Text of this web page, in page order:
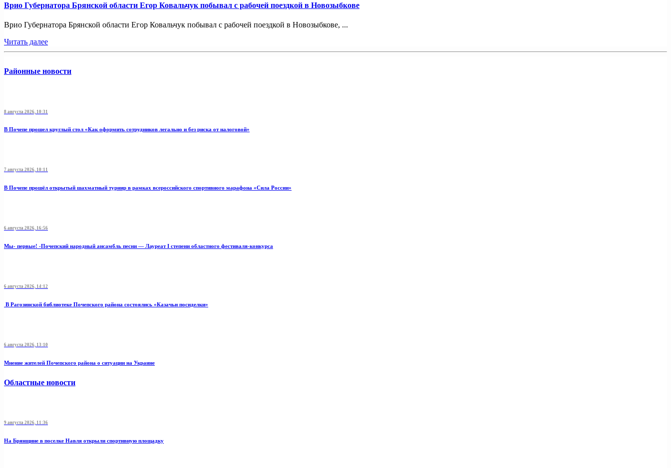
Врио Губернатора Брянской области Егор Ковальчук побывал с рабочей поездкой в Новозыбкове
Врио Губернатора Брянской области Егор Ковальчук побывал с рабочей поездкой в Новозыбкове, ...
Читать далее
Районные новости
8 августа 2026, 10:31
В Почепе прошел круглый стол «Как оформить сотрудников легально и без риска от налоговой»
7 августа 2026, 10:11
В Почепе прошёл открытый шахматный турнир в рамках всероссийского спортивного марафона «Сила России»
6 августа 2026, 16:56
Мы- первые! -Почепский народный ансамбль песни — Лауреат I степени областного фестиваля-конкурса
6 августа 2026, 14:12
В Рагозинской библиотеке Почепского района состоялись «Казачьи посиделки»
6 августа 2026, 13:10
Мнение жителей Почепского района о ситуации на Украине
Областные новости
9 августа 2026, 11:36
На Брянщине в поселке Навля открыли спортивную площадку